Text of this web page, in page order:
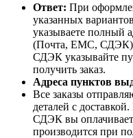
Ответ: При
указанных
указываете полный
(Почта, ЕМС, СДЭК).
СДЭК указывайте
получить заказ.
Адреса пунктов
Все заказы
деталей с
СДЭК вы
производится при